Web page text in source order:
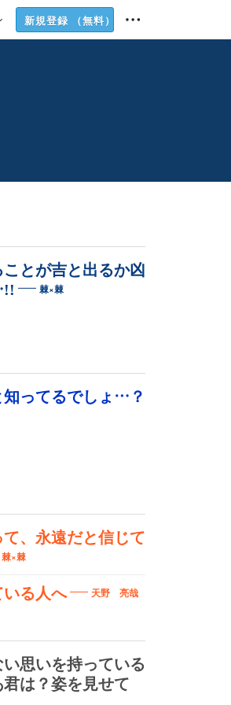
新規登録 （無料）
とが吉と出るか凶
棘×棘
知ってるでしょ…？
、永遠だと信じて
棘×棘
る人へ 天野 亮哉
思いを持っている
は？姿を見せて